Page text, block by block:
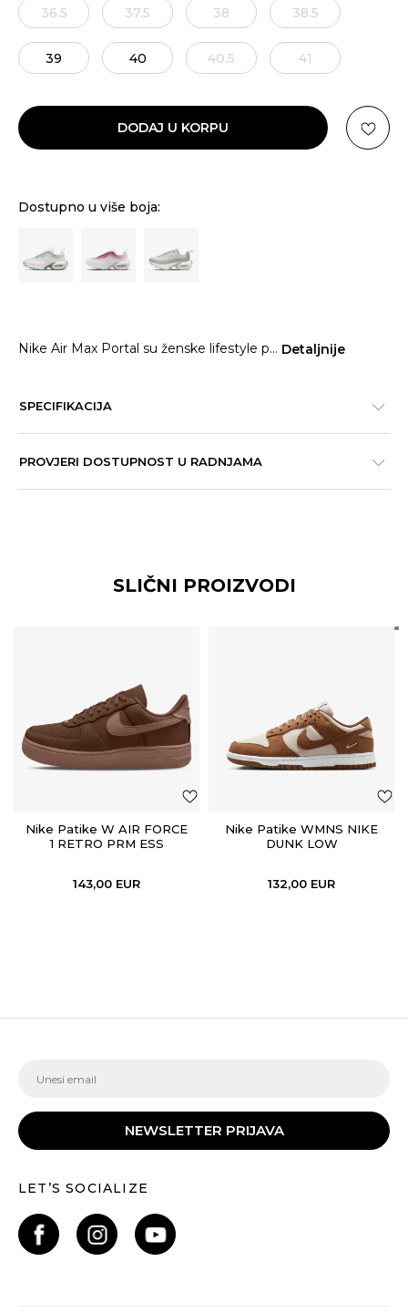
36.5 37.5 38 38.5
39 40 40.5 41
DODAJ U KORPU
Dostupno u više boja:
Nike Air Max Portal su ženske lifestyle p... Detaljnije
SPECIFIKACIJA
PROVJERI DOSTUPNOST U RADNJAMA
SLIČNI PROIZVODI
Nike Patike W AIR FORCE
1 RETRO PRM ESS
143,00 EUR
Nike Patike WMNS NIKE
DUNK LOW
132,00 EUR
NEWSLETTER PRIJAVA
LET’S SOCIALIZE